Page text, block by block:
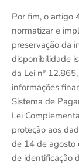
Por fim, o artigo
normatizar e
preservação da
disponibilidade
da Lei nº
informações
Sistema de
Lei
proteção aos
de 14 de agosto
de identificação